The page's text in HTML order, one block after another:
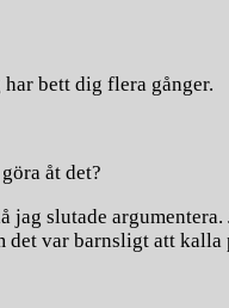
bett dig flera gånger.
åt det?
jag slutade
det var barnsligt att